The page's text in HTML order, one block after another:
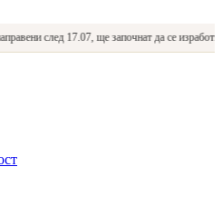
след 17.07, ще започнат да се изработват и